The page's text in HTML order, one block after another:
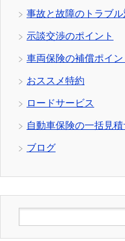
事故と故障のトラブ
示談交渉のポイント
車両保険の補償ポイン
おススメ特約
ロードサービス
自動車保険の一括見積
ブログ